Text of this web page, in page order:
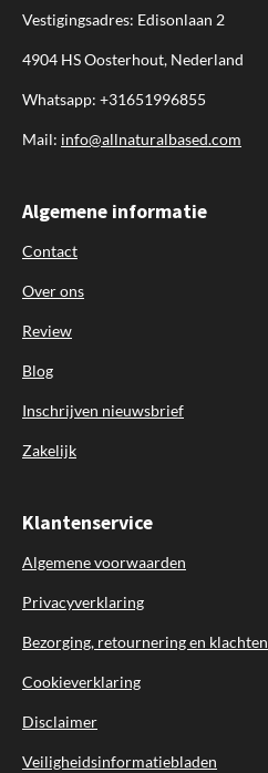
Vestigingsadres: Edisonlaan 2
4904 HS Oosterhout, Nederland
Whatsapp: +31651996855
Mail: info@allnaturalbased.com
Algemene informatie
Contact
Over ons
Review
Blog
Inschrijven nieuwsbrief
Zakelijk
Klantenservice
Algemene voorwaarden
Privacyverklaring
Bezorging, retournering en klachten
Cookieverklaring
Disclaimer
Veiligheidsinformatiebladen